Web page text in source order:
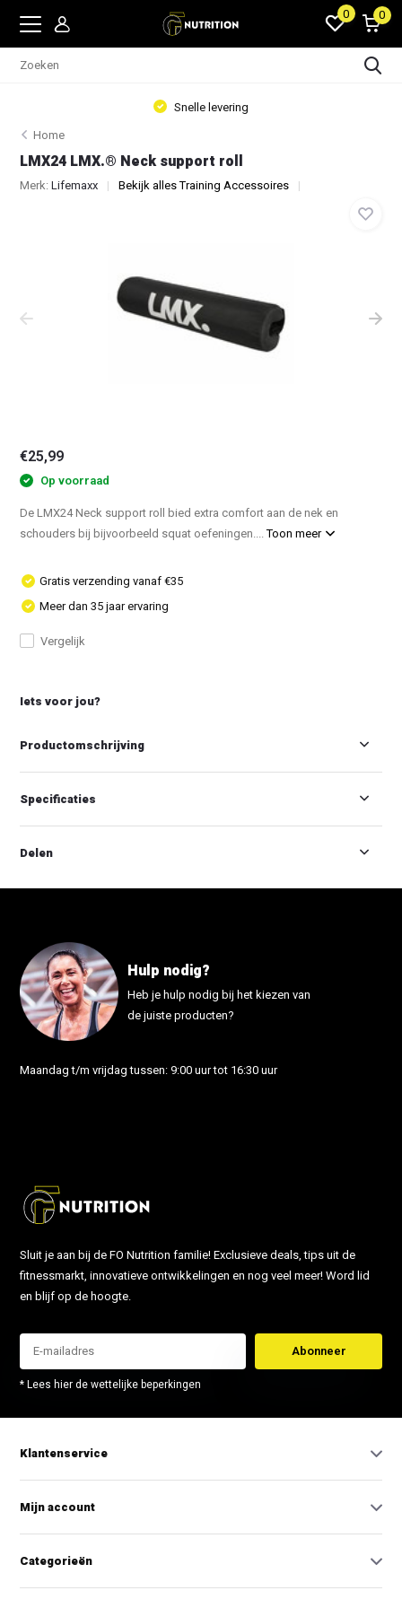
0 0
Snelle levering
Home
LMX24 LMX.® Neck support roll
Merk:Lifemaxx Bekijk alles Training Accessoires
€25,99
Op voorraad
De LMX24 Neck support roll bied extra comfort aan de nek en
schouders bij bijvoorbeeld squat oefeningen....Toon meer
Gratis verzending vanaf €35
Meer dan 35 jaar ervaring
Vergelijk
Productomschrijving
Iets voor jou?
Specificaties
Delen
Hulp nodig?
Heb je hulp nodig bij het kiezen van
de juiste producten?
Maandag t/m vrijdag tussen: 9:00 uur tot 16:30 uur
Sluit je aan bij de FO Nutrition familie! Exclusieve deals, tips uit de
fitnessmarkt, innovatieve ontwikkelingen en nog veel meer! Word lid
en blijf op de hoogte.
Abonneer
* Lees hier de wettelijke beperkingen
Klantenservice
Mijn account
Categorieën